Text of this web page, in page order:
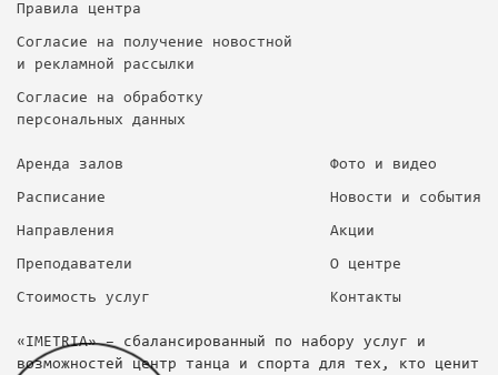
«IMETRIA» – сбалансированный по набору услуг и
возможностей центр танца и спорта для тех, кто ценит
Правила центра
Согласие на получение новостной
и рекламной рассылки
Согласие на обработку
персональных данных
Аренда залов
Расписание
Направления
Преподаватели
Стоимость услуг
Фото и видео
Новости и события
Акции
О центре
Контакты